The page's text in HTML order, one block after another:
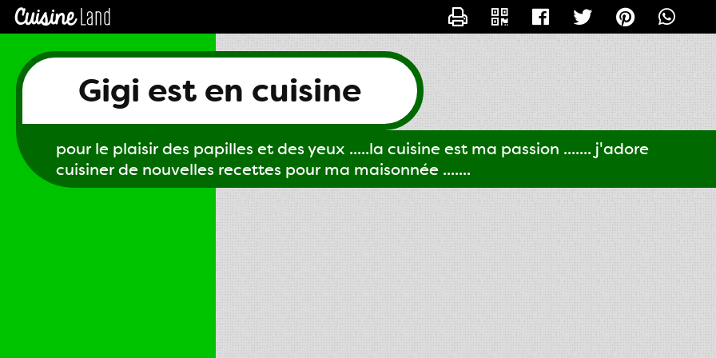
Gigi est en cuisine
pour le plaisir des papilles et des yeux .....la cuisine est ma passion ....... j'adore
cuisiner de nouvelles recettes pour ma maisonnée .......
CONTACTER GIGI61